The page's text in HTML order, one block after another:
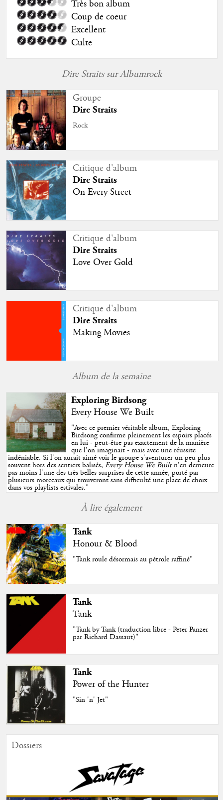
Très bon album
Coup de coeur
Excellent
Culte
Dire Straits sur Albumrock
Groupe
Dire Straits
Rock
Critique d'album
Dire Straits
On Every Street
Critique d'album
Dire Straits
Love Over Gold
Critique d'album
Dire Straits
Making Movies
Album de la semaine
Exploring Birdsong
Every House We Built
"Avec ce premier véritable album, Exploring
Birdsong confirme pleinement les espoirs placés
en lui - peut-être pas exactement de la manière
que l'on imaginait - mais avec une réussite
indéniable. Si l'on aurait aimé voir le groupe s'aventurer un peu plus
souvent hors des sentiers balisés,Every House We Builtn'en demeure
pas moins l'une des très belles surprises de cette année, porté par
plusieurs morceaux qui trouveront sans difficulté une place de choix
dans vos playlists estivales."
À lire également
Tank
Honour & Blood
"Tank roule désormais au pétrole raffiné"
Tank
Tank
"Tank by Tank (traduction libre - Peter Panzer
par Richard Dassaut)"
Tank
Power of the Hunter
"Sin 'n' Jet"
Dossiers